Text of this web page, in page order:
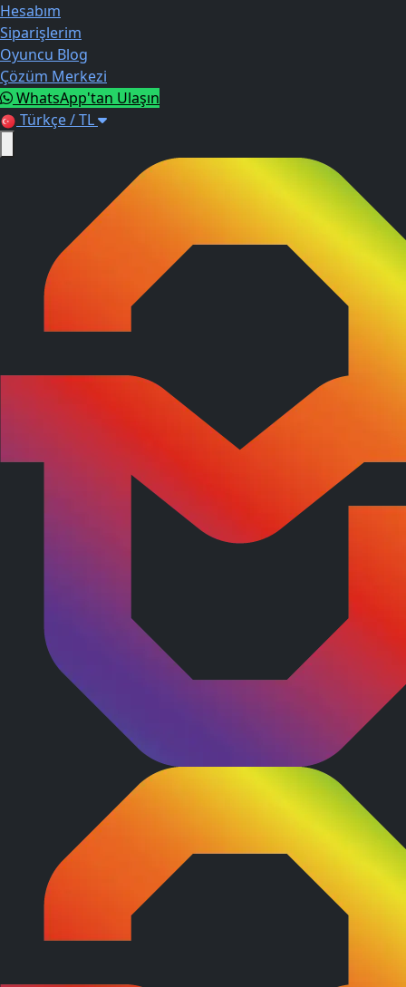
Hesabım
Siparişlerim
Oyuncu Blog
Çözüm Merkezi
WhatsApp'tan Ulaşın
Türkçe / TL